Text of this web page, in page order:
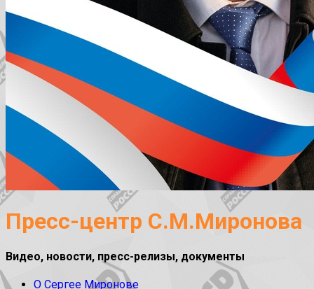
Пресс-центр С.М.Миронова
Видео, новости, пресс-релизы, документы
О Сергее Миронове